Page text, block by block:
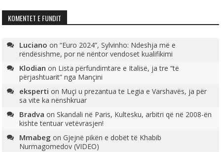
KOMENTET E FUNDIT
Luciano on“Euro 2024”, Sylvinho: Ndeshja më e
rëndësishme, por në nëntor vendoset kualifikimi
Klodian on Lista përfundimtare e Italisë, ja tre “të
përjashtuarit” nga Mançini
eksperti on Muçi u prezantua te Legia e Varshavës, ja për
sa vite ka nënshkruar
Bradva onSkandali në Paris, Kultesku, arbitri që në 2008-ën
kishte tentuar vetëvrasjen!
Mmabeg onGjejnë pikën e dobët të Khabib
Nurmagomedov (VIDEO)